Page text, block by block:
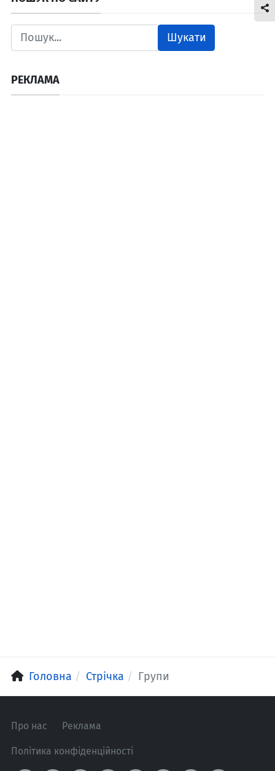
Шукати
РЕКЛАМА
Головна Стрічка Групи
Про нас Реклама
Політика конфіденційності